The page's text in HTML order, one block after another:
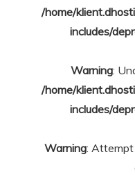
/home/
includes/
Warning:
/home/
includes/
Warning: